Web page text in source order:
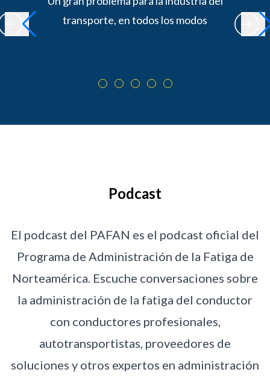
transporte, en todos los modos
Podcast
El podcast del PAFAN es el podcast oficial del
Programa de Administración de la Fatiga de
Norteamérica. Escuche conversaciones sobre
la administración de la fatiga del conductor
con conductores profesionales,
autotransportistas, proveedores de
soluciones y otros expertos en administración